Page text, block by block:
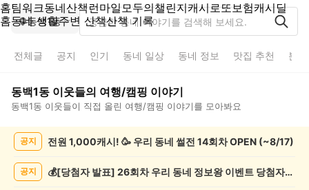
홈팀워크동네산책런마일모두의챌린지캐시로또보험캐시딜
홈동네 생활주변 산책산책 기록
동백1동
전체글 공지 인기 동네 일상 동네 정보 맛집 추천 분
동백1동 이웃들의 여행/캠핑 이야기
동백1동 이웃들이 직접 올린 여행/캠핑 이야기를 모아봐요
공지 전원 1,000캐시! 🥳 우리 동네 썰전 14회차 OPEN (~8/17)
공지 💰[당첨자 발표] 26회차 우리 동네 정보왕 이벤트 당첨자를 발표합니다!